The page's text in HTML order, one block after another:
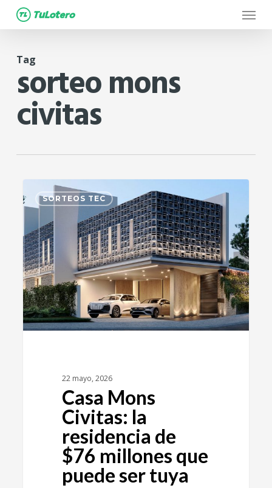
Skip
to
content
Menu
Tag
sorteo mons
civitas
SORTEOS TEC
22 mayo, 2026
Casa Mons
Civitas: la
residencia de
$76 millones que
puede ser tuya